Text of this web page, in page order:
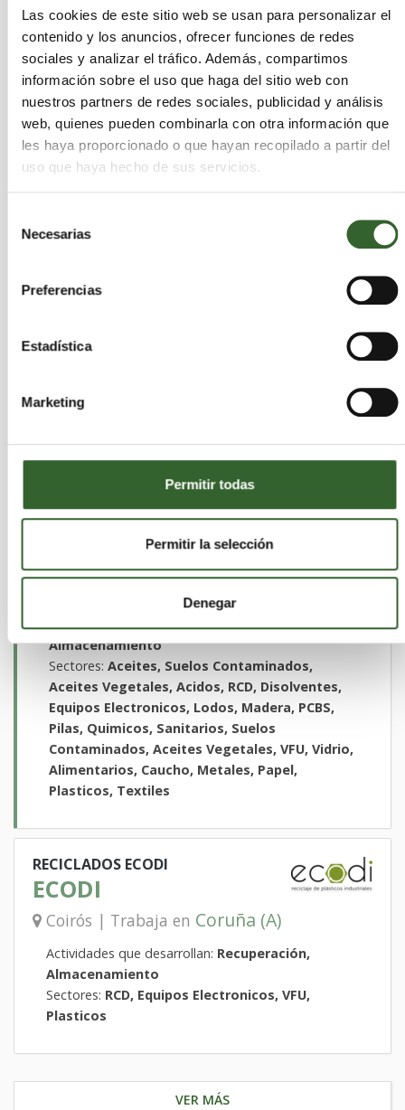
Las cookies de este sitio web se usan para personalizar el
contenido y los anuncios, ofrecer funciones de redes
sociales y analizar el tráfico. Además, compartimos
información sobre el uso que haga del sitio web con
nuestros partners de redes sociales, publicidad y análisis
web, quienes pueden combinarla con otra información que
les haya proporcionado o que hayan recopilado a partir del
uso que haya hecho de sus servicios.
Necesarias
Preferencias
Estadística
Marketing
Permitir todas
Permitir la selección
Denegar
AMBAR PLUS, S.L.
Madrid | Trabaja enMadrid,
Guadalajara,Toledo, Segovia
Actividades que desarrollan:
Clasificación, maquinas de limpieza
separadores, Desgasificación y anulación de
Sectores:
RCD, Sanitarios, Suelos Contaminados, Pilas,
GESTORA DE RESIDUOS 2010,
S.L. (EUROPEA CRT)
Actividades que desarrollan:Recuperación,
Almacenamiento
Sectores: Aceites, Suelos Contaminados,
Aceites Vegetales, Acidos, RCD, Disolventes,
Equipos Electronicos, Lodos, Madera, PCBS,
Pilas, Quimicos, Sanitarios, Suelos
Contaminados, Aceites Vegetales, VFU, Vidrio,
Alimentarios, Caucho, Metales, Papel,
Plasticos, Textiles
RECICLADOS ECODI
ECODI
Coirós | Trabaja en Coruña (A)
Actividades que desarrollan: Recuperación,
Almacenamiento
Sectores: RCD, Equipos Electronicos, VFU,
Plasticos
VER MÁS